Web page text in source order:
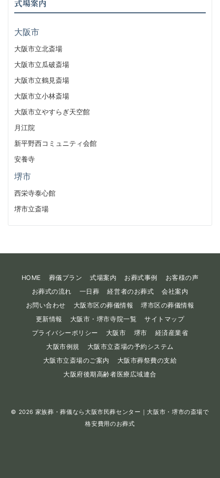
式場案内
大阪市
大阪市立北斎場
大阪市立瓜破斎場
大阪市立鶴見斎場
大阪市立小林斎場
大阪市立やすらぎ天空館
月江院
新平野西コミュニティ会館
安養寺
堺市
西栄寺泰心館
堺市立斎場
HOME 葬儀プラン 式場案内 お葬式事例
お客様の声
お葬式の流れ
一日葬 経営者のお葬式
会社案内
お問い合わせ
大阪市区の葬儀情報
堺市区の葬儀情報
更新情報
大阪市・堺市寺院一覧
サイトマップ
プライバシーポリシー
大阪市 堺市
経済産業省
大阪市例規
大阪市立斎場の予約システム
大阪市立斎場のご案内
大阪市葬祭費の支給
大阪府後期高齢者医療広域連合
© 2026 家族葬・葬儀なら大阪市民葬センター｜大阪市・堺市の斎場で
格安費用のお葬式